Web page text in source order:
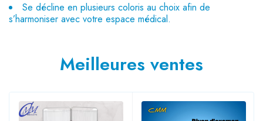
Se décline en plusieurs coloris au choix afin de
s’harmoniser avec votre espace médical.
Meilleures ventes